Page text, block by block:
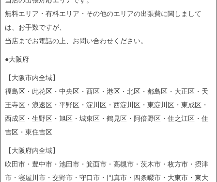
無料エリア・有料エリア・その他のエリアの出張費に関しまして
は、お手数ですが、
当店までお電話の上、お問い合わせください。
●大阪府
【大阪市内全域】
福島区・此花区・中央区・西区・港区・北区・都島区・大正区・天
王寺区・浪速区・平野区・淀川区・西淀川区・東淀川区・東成区・
西成区・生野区・旭区・城東区・鶴見区・阿倍野区・住之江区・住
吉区・東住吉区
【大阪府内全域】
吹田市・豊中市・池田市・箕面市・高槻市・茨木市・枚方市・摂津
市・寝屋川市・交野市・守口市・門真市・四条畷市・大東市・東大